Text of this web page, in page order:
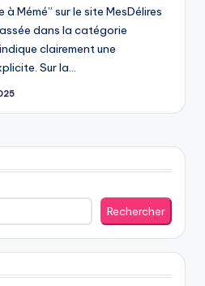
Mémé” sur le site MesDélires
dans la catégorie
clairement une
Sur la…
Rechercher